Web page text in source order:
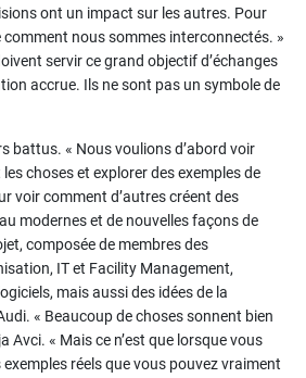
ont un impact sur les autres. Pour
nous sommes interconnectés. »
servir ce grand objectif d’échanges
accrue. Ils ne sont pas un symbole de
battus. « Nous voulions d’abord voir
choses et explorer des exemples de
voir comment d’autres créent des
modernes et de nouvelles façons de
composée de membres des
IT et Facility Management,
mais aussi des idées de la
« Beaucoup de choses sonnent bien
Avci. « Mais ce n’est que lorsque vous
réels que vous pouvez vraiment